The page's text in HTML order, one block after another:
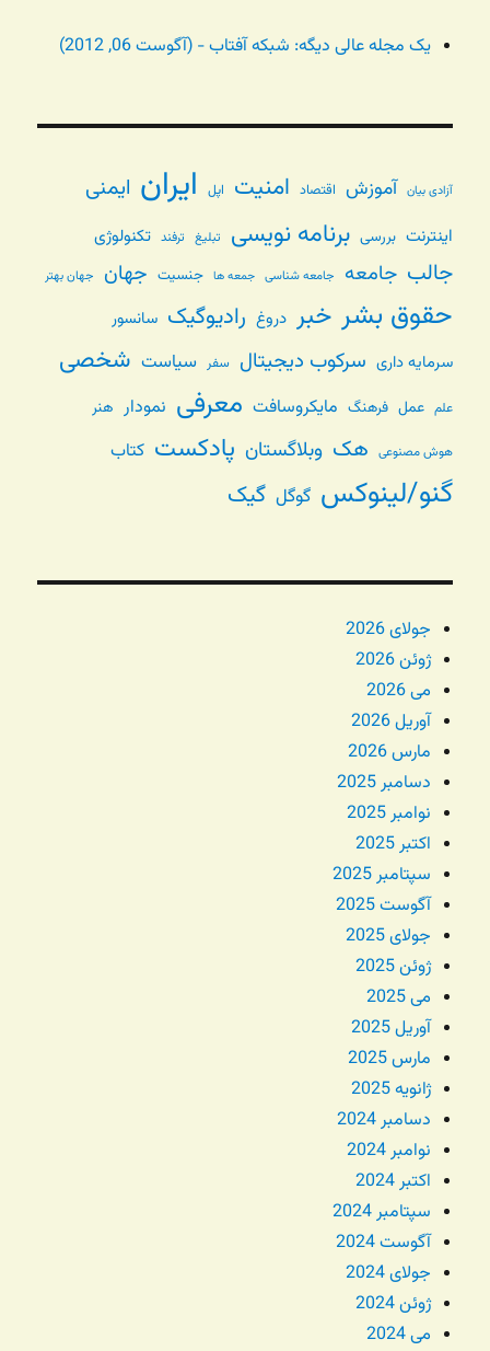
یک مجله عالی دیگه: شبکه آفتاب - (آگوست 06, 2012)
آزادی بیان آموزش اقتصاد امنیت اپل ایران ایمنی
اینترنت بررسی برنامه نویسی تبلیغ ترفند تکنولوژی
جالب جامعه جامعه شناسی جمعه ها جنسیت جهان جهان بهتر
حقوق بشر خبر دروغ رادیوگیک سانسور
سرمایه داری سرکوب دیجیتال سفر سیاست شخصی
علم عمل فرهنگ مایکروسافت معرفی نمودار هنر
هوش مصنوعی هک وبلاگستان پادکست کتاب
گنو/لینوکس گوگل گیک
جولای 2026
ژوئن 2026
می 2026
آوریل 2026
مارس 2026
دسامبر 2025
نوامبر 2025
اکتبر 2025
سپتامبر 2025
آگوست 2025
جولای 2025
ژوئن 2025
می 2025
آوریل 2025
مارس 2025
ژانویه 2025
دسامبر 2024
نوامبر 2024
اکتبر 2024
سپتامبر 2024
آگوست 2024
جولای 2024
ژوئن 2024
می 2024